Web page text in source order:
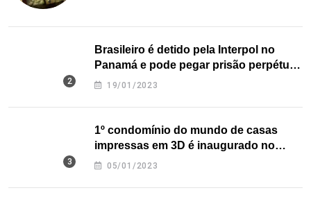
Brasileiro é detido pela Interpol no
Panamá e pode pegar prisão perpétua
nos EUA
19/01/2023
1º condomínio do mundo de casas
impressas em 3D é inaugurado no
Texas
05/01/2023